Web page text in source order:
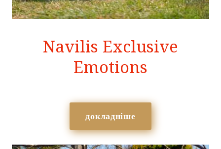
Navilis Exclusive
Emotions
докладніше